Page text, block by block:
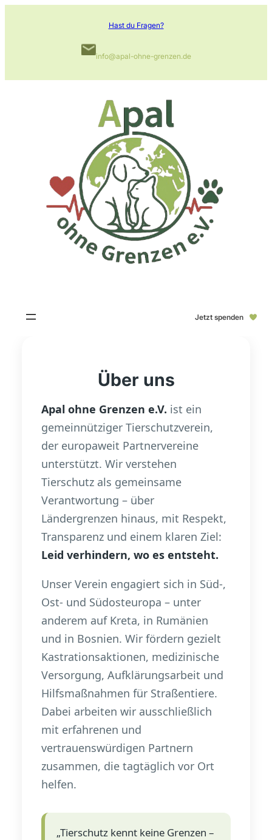
Hast du Fragen?
info@apal-ohne-grenzen.de
Jetzt spenden
Über uns
Apal ohne Grenzen e.V. ist ein
gemeinnütziger Tierschutzverein,
der europaweit Partnervereine
unterstützt. Wir verstehen
Tierschutz als gemeinsame
Verantwortung – über
Ländergrenzen hinaus, mit Respekt,
Transparenz und einem klaren Ziel:
Leid verhindern, wo es entsteht.
Unser Verein engagiert sich in Süd-,
Ost- und Südosteuropa – unter
anderem auf Kreta, in Rumänien
und in Bosnien. Wir fördern gezielt
Kastrationsaktionen, medizinische
Versorgung, Aufklärungsarbeit und
Hilfsmaßnahmen für Straßentiere.
Dabei arbeiten wir ausschließlich
mit erfahrenen und
vertrauenswürdigen Partnern
zusammen, die tagtäglich vor Ort
helfen.
„Tierschutz kennt keine Grenzen –